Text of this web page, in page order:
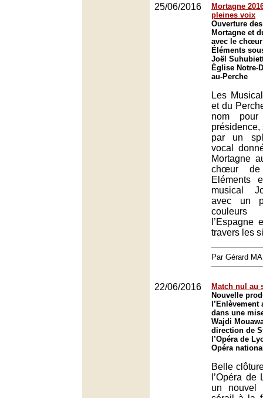
25/06/2016
Mortagne
pleines voix
Ouverture
Mortagne et
avec le
Éléments
Joël
Église Notre-
au-Perche
Les
et du
nom
présidence,
par un
vocal
Mortagne
chœur de
Eléments
musical
avec un
couleurs
l’Espagne
travers les
Par Gérard
22/06/2016
Match nul au
Nouvelle
dans une
Wajdi
direction de
l’Opéra de
Opéra
Belle
l’Opéra de
un nouvel